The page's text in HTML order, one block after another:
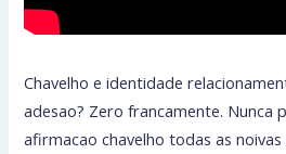
Chavelho e identidade
adesao? Zero francamente. Nunca
afirmacao chavelho todas as